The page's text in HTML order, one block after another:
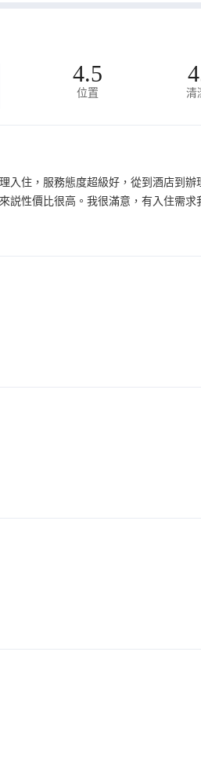
4.5
位置 清
入住，服務態度超級好，從到酒店到
説性價比很高。我很滿意，有入住需求